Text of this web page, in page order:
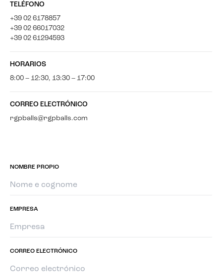
TELÉFONO
+39 02 6178857
+39 02 66017032
+39 02 61294593
HORARIOS
8:00 – 12:30, 13:30 – 17:00
CORREO ELECTRÓNICO
rgpballs@rgpballs.com
NOMBRE PROPIO
EMPRESA
CORREO ELECTRÓNICO